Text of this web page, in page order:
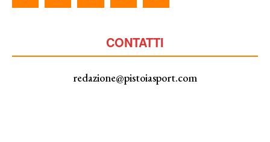
CONTATTI
redazione@pistoiasport.com